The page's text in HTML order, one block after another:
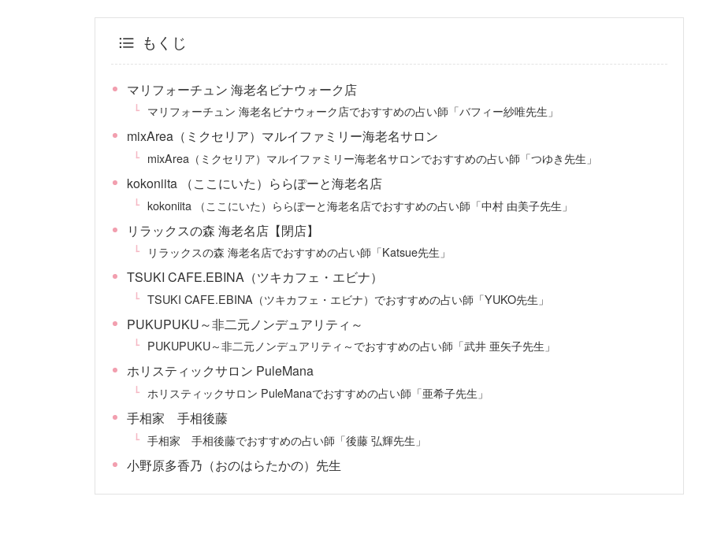
もくじ
マリフォーチュン 海老名ビナウォーク店
マリフォーチュン 海老名ビナウォーク店でおすすめの占い師「バフィー紗唯先生」
mixArea（ミクセリア）マルイファミリー海老名サロン
mixArea（ミクセリア）マルイファミリー海老名サロンでおすすめの占い師「つゆき先生」
kokoniita （ここにいた）ららぽーと海老名店
kokoniita （ここにいた）ららぽーと海老名店でおすすめの占い師「中村 由美子先生」
リラックスの森 海老名店【閉店】
リラックスの森 海老名店でおすすめの占い師「Katsue先生」
TSUKI CAFE.EBINA（ツキカフェ・エビナ）
TSUKI CAFE.EBINA（ツキカフェ・エビナ）でおすすめの占い師「YUKO先生」
PUKUPUKU～非二元ノンデュアリティ～
PUKUPUKU～非二元ノンデュアリティ～でおすすめの占い師「武井 亜矢子先生」
ホリスティックサロン PuleMana
ホリスティックサロン PuleManaでおすすめの占い師「亜希子先生」
手相家 手相後藤
手相家 手相後藤でおすすめの占い師「後藤 弘輝先生」
小野原多香乃（おのはらたかの）先生